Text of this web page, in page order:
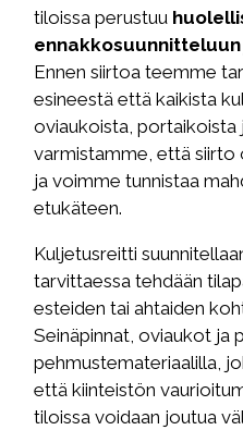
tiloissa perustuu
Ennen siirtoa teemme
esineestä että kaikista
oviaukoista, portaikoista
varmistamme, että siirto
ja voimme tunnistaa
etukäteen.
Kuljetusreitti
tarvittaessa tehdään
esteiden tai ahtaiden
Seinäpinnat, oviaukot ja
pehmustemateriaalilla,
että kiinteistön
tiloissa voidaan joutua